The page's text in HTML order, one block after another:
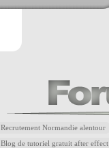
Recrutement Normandie alentour
Blog de tutoriel gratuit after effect